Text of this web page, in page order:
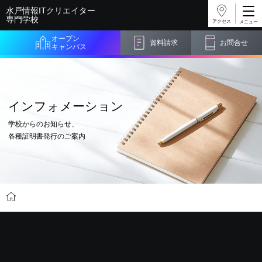
水戸情報ITクリエイター
専門学校
オープン
キャンパス
資料請求 お問合せ
アクセス
インフォメーション
学校からのお知らせ、
各種証明書発行のご案内